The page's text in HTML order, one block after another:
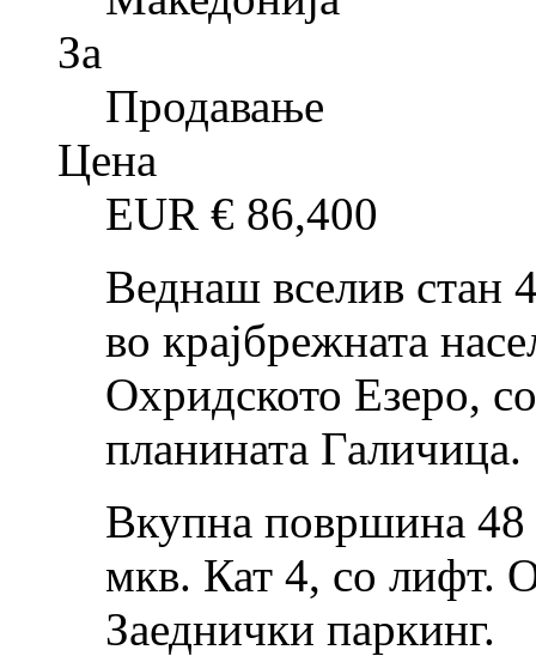
За
Продавање
Цена
EUR € 86,400
Веднаш вселив стан
во крајбрежната
Охридското Езеро,
планината Галичица.
Вкупна површина
мкв. Кат 4, со лифт.
Заеднички паркинг.